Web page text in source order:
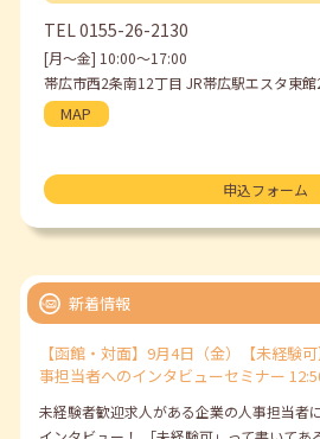
TEL 0155-26-2130
[月〜金] 10:00〜17:00
帯広市西2条南12丁目 JR帯広駅エスタ東館
MAP
申込フォーム
新着情報
【函館・対面】9月4日（金）【未経験
事担当者へのインタビューセミナー
未経験者歓迎求人がある企業の人事担当者